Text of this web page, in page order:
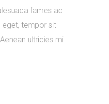
fames ac
eget, tempor sit
ultricies mi